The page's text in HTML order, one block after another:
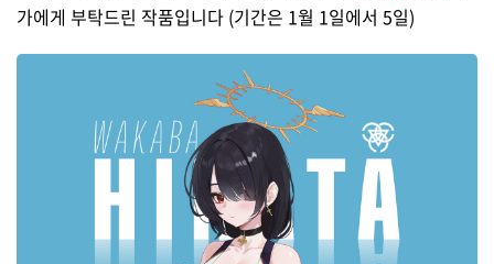
가에게 부탁드린 작품입니다 (기간은 1월 1일에서 5일)